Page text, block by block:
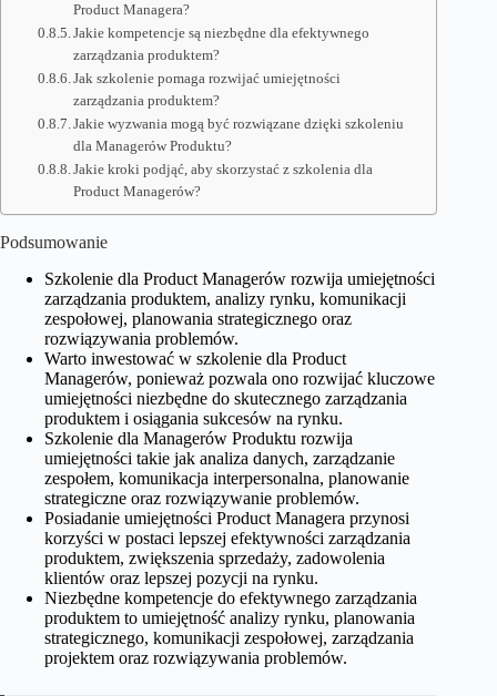
Product Managera?
Jakie kompetencje są niezbędne dla efektywnego
zarządzania produktem?
Jak szkolenie pomaga rozwijać umiejętności
zarządzania produktem?
Jakie wyzwania mogą być rozwiązane dzięki szkoleniu
dla Managerów Produktu?
Jakie kroki podjąć, aby skorzystać z szkolenia dla
Product Managerów?
Podsumowanie
Szkolenie dla Product Managerów rozwija umiejętności
zarządzania produktem, analizy rynku, komunikacji
zespołowej, planowania strategicznego oraz
rozwiązywania problemów.
Warto inwestować w szkolenie dla Product
Managerów, ponieważ pozwala ono rozwijać kluczowe
umiejętności niezbędne do skutecznego zarządzania
produktem i osiągania sukcesów na rynku.
Szkolenie dla Managerów Produktu rozwija
umiejętności takie jak analiza danych, zarządzanie
zespołem, komunikacja interpersonalna, planowanie
strategiczne oraz rozwiązywanie problemów.
Posiadanie umiejętności Product Managera przynosi
korzyści w postaci lepszej efektywności zarządzania
produktem, zwiększenia sprzedaży, zadowolenia
klientów oraz lepszej pozycji na rynku.
Niezbędne kompetencje do efektywnego zarządzania
produktem to umiejętność analizy rynku, planowania
strategicznego, komunikacji zespołowej, zarządzania
projektem oraz rozwiązywania problemów.